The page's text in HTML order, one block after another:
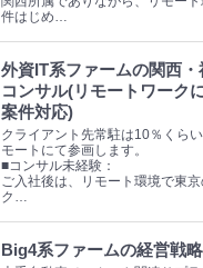
件はじめ…
外資IT系ファームの関西
コンサル(リモートワーク
案件対応)
クライアント先常駐は10％くら
モートにて参画します。
■コンサル未経験：
ご入社後は、リモート環境で東
ク…
Big4系ファームの経営戦